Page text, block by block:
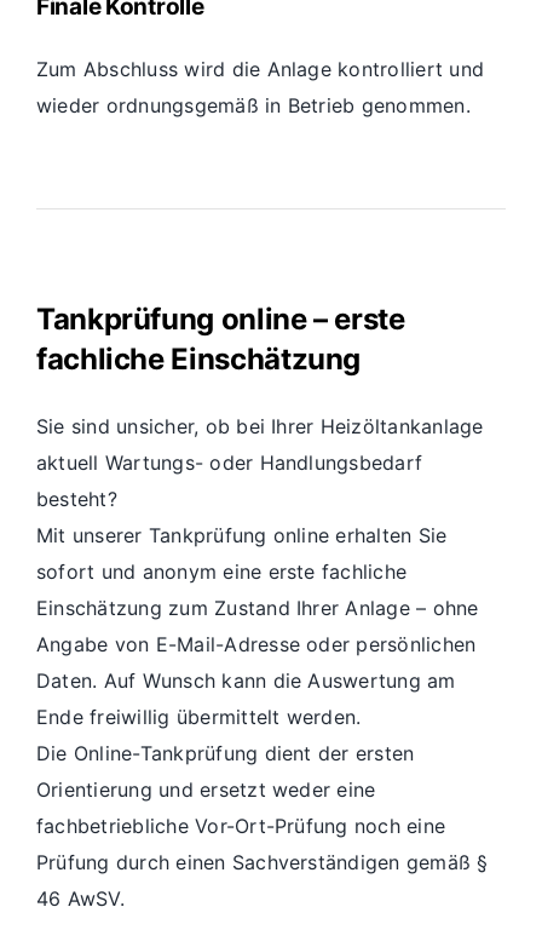
Finale Kontrolle
Zum Abschluss wird die Anlage kontrolliert und
wieder ordnungsgemäß in Betrieb genommen.
Tankprüfung online – erste
fachliche Einschätzung
Sie sind unsicher, ob bei Ihrer Heizöltankanlage
aktuell Wartungs- oder Handlungsbedarf
besteht?
Mit unserer Tankprüfung online erhalten Sie
sofort und anonym eine erste fachliche
Einschätzung zum Zustand Ihrer Anlage – ohne
Angabe von E-Mail-Adresse oder persönlichen
Daten. Auf Wunsch kann die Auswertung am
Ende freiwillig übermittelt werden.
Die Online-Tankprüfung dient der ersten
Orientierung und ersetzt weder eine
fachbetriebliche Vor-Ort-Prüfung noch eine
Prüfung durch einen Sachverständigen gemäß §
46 AwSV.